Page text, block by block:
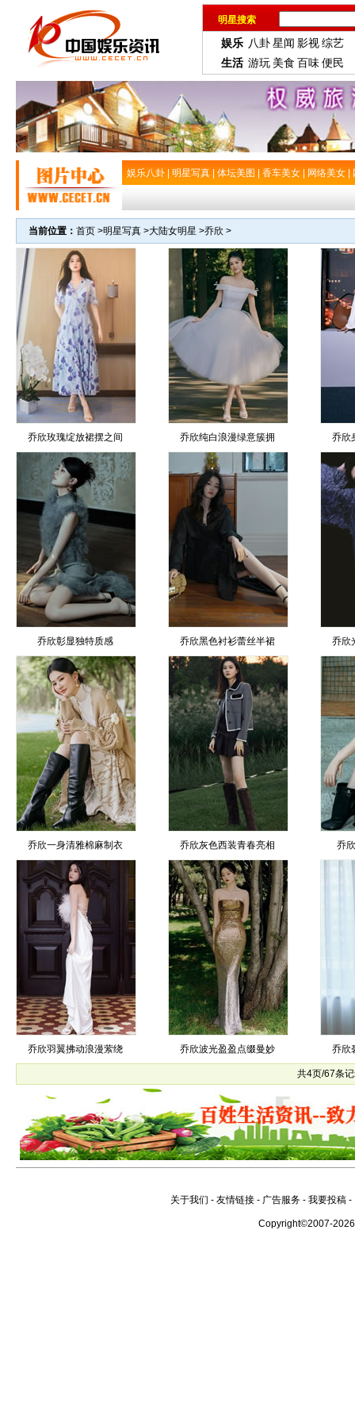
明星搜索
娱乐 八卦星闻 影视综艺
生活 游玩 美食 百味便民
娱乐八卦 明星写真 体坛美图 香车美女 网络美女
当前位置： 首页 >明星写真 >大陆女明星 >乔欣 >
乔欣玫瑰绽放裙摆之间 乔欣纯白浪漫绿意簇拥 乔欣
乔欣彰显独特质感 乔欣黑色衬衫蕾丝半裙 乔欣
乔欣一身清雅棉麻制衣 乔欣灰色西装青春亮相 乔
乔欣羽翼拂动浪漫萦绕 乔欣波光盈盈点缀曼妙 乔欣
共4页/67条
关于我们 - 友情链接 - 广告服务 - 我要投稿 -
Copyright©2007-